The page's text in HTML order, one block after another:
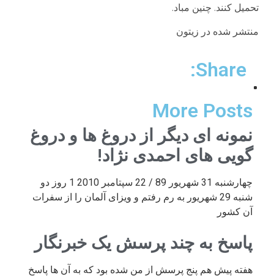
تحمیل کنند. چنین مباد.
منتشر شده در زیتون
Share:
More Posts
نمونه ای دیگر از دروغ ها و دروغ
گویی های احمدی نژاد!
چهارشنبه 31 شهریور 89 / 22 سپتامبر 2010 1 روز دو
شنبه 29 شهریور به رم رفتم و ویزای آلمان را از سفرات
آن کشور
پاسخ به چند پرسش یک خبرنگار
هفته پیش هم پنج پرسش از من شده بود که به آن ها پاسخ